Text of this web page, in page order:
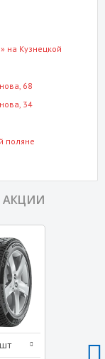
на Кузнецкой
68
34
поляне
АКЦИИ